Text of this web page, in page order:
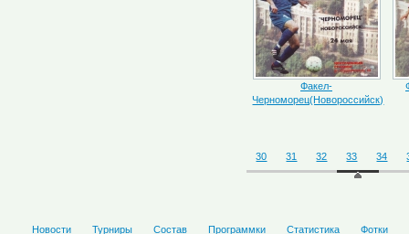
Факел-
Черноморец(Новороссийск)
30 31 32 33 34
Новости Турниры Состав Программки Статистика Фотки